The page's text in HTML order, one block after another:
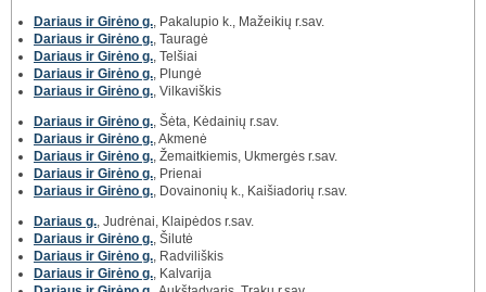
Dariaus ir Girėno g. , Pakalupio k., Mažeikių r.sav.
Dariaus ir Girėno g. , Tauragė
Dariaus ir Girėno g. , Telšiai
Dariaus ir Girėno g. , Plungė
Dariaus ir Girėno g. , Vilkaviškis
Dariaus ir Girėno g. , Šėta, Kėdainių r.sav.
Dariaus ir Girėno g. , Akmenė
Dariaus ir Girėno g. , Žemaitkiemis, Ukmergės r.sav.
Dariaus ir Girėno g. , Prienai
Dariaus ir Girėno g. , Dovainonių k., Kaišiadorių r.sav.
Dariaus g. , Judrėnai, Klaipėdos r.sav.
Dariaus ir Girėno g. , Šilutė
Dariaus ir Girėno g. , Radviliškis
Dariaus ir Girėno g. , Kalvarija